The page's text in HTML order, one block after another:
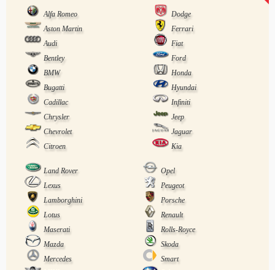
Alfa Romeo
Dodge
Aston Martin
Ferrari
Audi
Fiat
Bentley
Ford
BMW
Honda
Bugatti
Hyundai
Cadillac
Infiniti
Chrysler
Jeep
Chevrolet
Jaguar
Citroen
Kia
Land Rover
Opel
Lexus
Peugeot
Lamborghini
Porsche
Lotus
Renault
Maserati
Rolls-Royce
Mazda
Skoda
Mercedes
Smart